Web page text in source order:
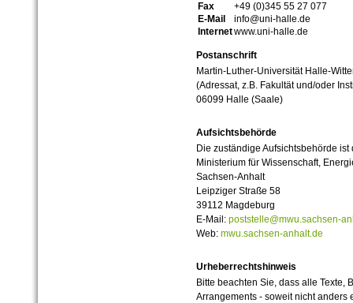
Fax
+49 (0)345 55 27 077
E-Mail
info@uni-halle.de
Internetwww.uni-halle.de
Postanschrift
Martin-Luther-Universität Halle-
(Adressat, z.B. Fakultät und/oder
06099 Halle (Saale)
Aufsichtsbehörde
Die zuständige Aufsichtsbehörde ist
Ministerium für Wissenschaft,
Sachsen-Anhalt
Leipziger Straße 58
39112 Magdeburg
E-Mail: poststelle@mwu.sachsen-
Web: mwu.sachsen-anhalt.de
Urheberrechtshinweis
Bitte beachten Sie, dass alle Texte,
Arrangements - soweit nicht anders